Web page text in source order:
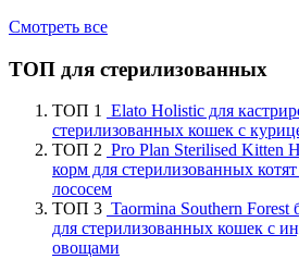
Смотреть все
ТОП для стерилизованных
ТОП 1 Elato Holistic для
стерилизованных кошек с
ТОП 2 Pro Plan Sterilised Kitten
корм для стерилизованных
лососем
ТОП 3 Taormina Southern Forest
для стерилизованных кошек с
овощами